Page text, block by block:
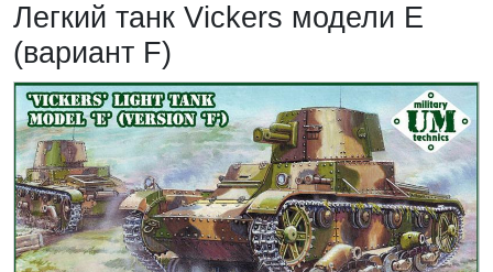
Легкий танк Vickers модели Е
(вариант F)